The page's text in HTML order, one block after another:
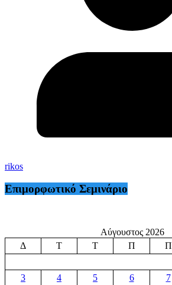
rikos
Επιμορφωτικό Σεμινάριο
Αύγουστος 2026
Δ
Τ Τ Π Π
3
4 5 6 7